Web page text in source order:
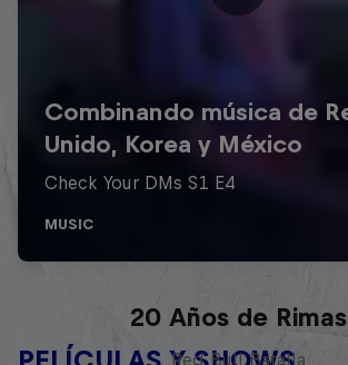
20 Años de Rimas
Red Bull Batalla